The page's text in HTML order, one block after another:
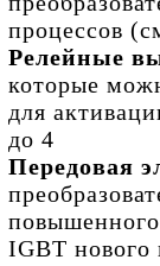
процессов
Релейные
которые
для
до 4
Передовая
IGBT